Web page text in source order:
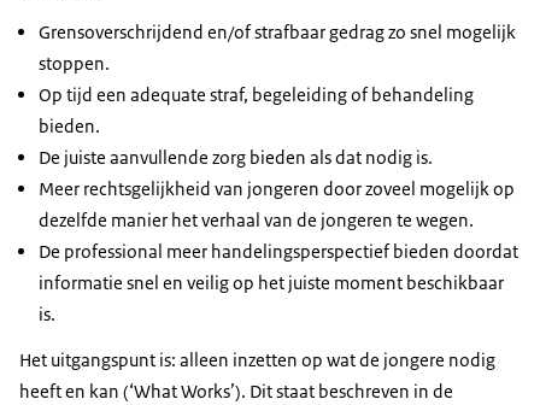
Grensoverschrijdend en/of strafbaar gedrag zo snel mogelijk
stoppen.
Op tijd een adequate straf, begeleiding of behandeling
bieden.
De juiste aanvullende zorg bieden als dat nodig is.
Meer rechtsgelijkheid van jongeren door zoveel mogelijk op
dezelfde manier het verhaal van de jongeren te wegen.
De professional meer handelingsperspectief bieden doordat
informatie snel en veilig op het juiste moment beschikbaar
is.
Het uitgangspunt is: alleen inzetten op wat de jongere nodig
heeft en kan (‘What Works’). Dit staat beschreven in de